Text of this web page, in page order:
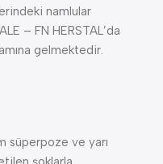
namlular
– FN HERSTAL’da
gelmektedir.
süperpoze ve yarı